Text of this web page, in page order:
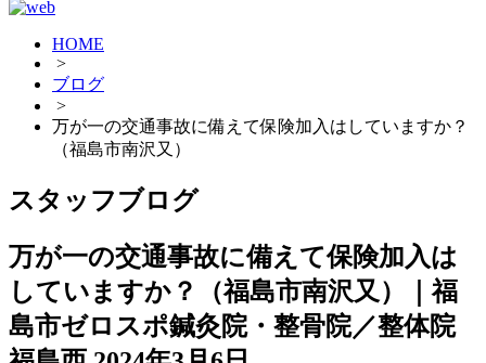
HOME
>
ブログ
>
万が一の交通事故に備えて保険加入はしていますか？
（福島市南沢又）
スタッフブログ
万が一の交通事故に備えて保険加入は
していますか？（福島市南沢又）｜福
島市ゼロスポ鍼灸院・整骨院／整体院